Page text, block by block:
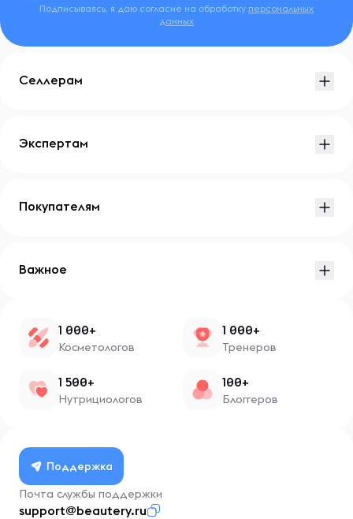
Подписываясь, я даю согласие на обработку персональных
данных
Селлерам
Экспертам
Покупателям
Важное
1 000+
Косметологов
1 000+
Тренеров
1 500+
Нутрициологов
100+
Блоггеров
Поддержка
Почта службы поддержки
support@beautery.ru